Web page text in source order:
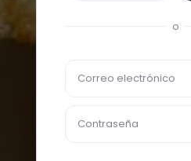
o
Correo electrónico
Contraseña